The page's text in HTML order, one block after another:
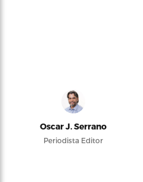
Oscar J. Serrano
Periodista Editor